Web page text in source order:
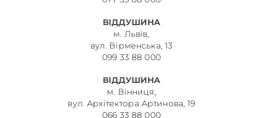
ВІДДУШИНА
м. Львів,
вул. Вірменська, 13
099 33 88 000
ВІДДУШИНА
м. Вінниця,
вул. Архітектора Артинова, 19
066 33 88 000